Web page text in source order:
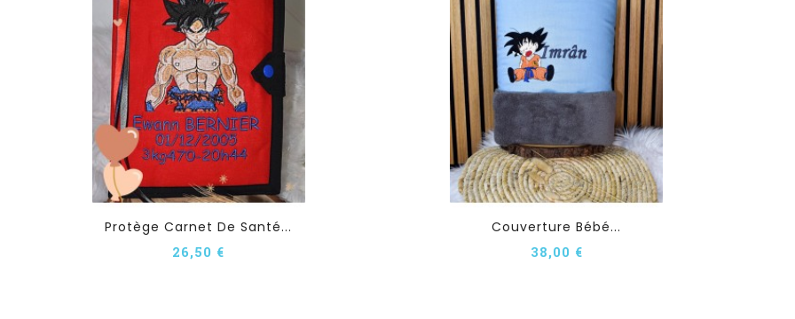
Protège Carnet De Santé...
26,50 €
Couverture Bébé...
38,00 €